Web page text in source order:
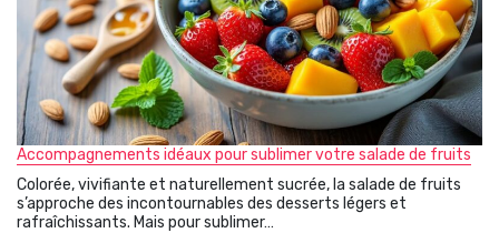
Accompagnements idéaux pour sublimer votre salade de fruits
Colorée, vivifiante et naturellement sucrée, la salade de fruits
s’approche des incontournables des desserts légers et
rafraîchissants. Mais pour sublimer…